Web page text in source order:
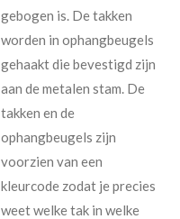
gebogen is. De takken
worden in ophangbeugels
gehaakt die bevestigd zijn
aan de metalen stam. De
takken en de
ophangbeugels zijn
voorzien van een
kleurcode zodat je precies
weet welke tak in welke